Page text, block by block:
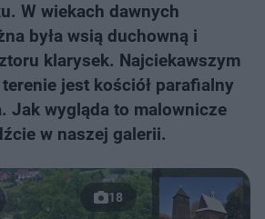
W wiekach dawnych
była wsią duchowną i
klarysek. Najciekawszym
jest kościół parafialny
Jak wygląda to malownicze
w naszej galerii.
18